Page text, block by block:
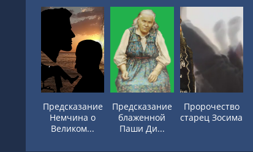
Предсказание
Немчина о
Великом...
Предсказание
блаженной
Паши Ди...
Пророчество
старец Зосима